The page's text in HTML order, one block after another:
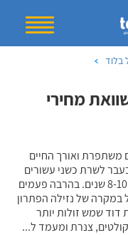
בלוד
מחירי
משתפרת ואורך החיים
לשרת כשני עשורים
היום רוב הסיכויים שנצטרך להחליפם לאחר 8-10 שנים. בהרבה פעמים
במקרה של נזילה הפתרון
דוד שמש זולות יותר
צנרת ומעמד ל...